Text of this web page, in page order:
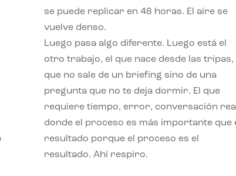
se puede replicar en 48 horas. El aire se
vuelve denso.
Luego pasa algo diferente. Luego está el
otro trabajo, el que nace desde las tripas,
que no sale de un briefing sino de una
pregunta que no te deja dormir. El que
requiere tiempo, error, conversación
donde el proceso es más importante que
resultado porque el proceso es el
resultado. Ahí respiro.